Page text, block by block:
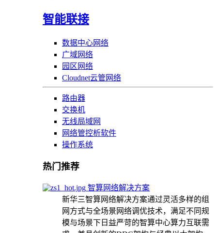
智能联接
数据中心网络
广域网络
园区网络
Cloudnet云管网络
路由器
交换机
无线局域网
网络管控析软件
操作系统
热门推荐
智算网络解决方案
新华三智算网络解决方案通过灵活多样的组
网方式与全场景网络调优技术，满足不同规
模与场景下日益严苛的智算中心算力互联需